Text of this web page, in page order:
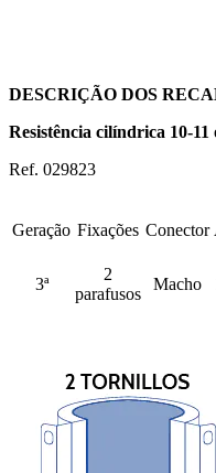
DESCRIÇÃO DOS
Resistência cilíndrica 10-11
Ref. 029823
Geração Fixações Conector
3ª
2
parafusos
Macho